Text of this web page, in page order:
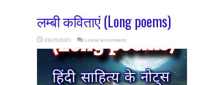
लम्बी कविताएं (Long poems)
28/05/2021 Leave a comment